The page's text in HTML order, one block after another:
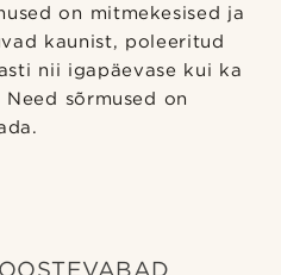
on mitmekesised ja
kaunist, poleeritud
nii igapäevase kui ka
sõrmused on